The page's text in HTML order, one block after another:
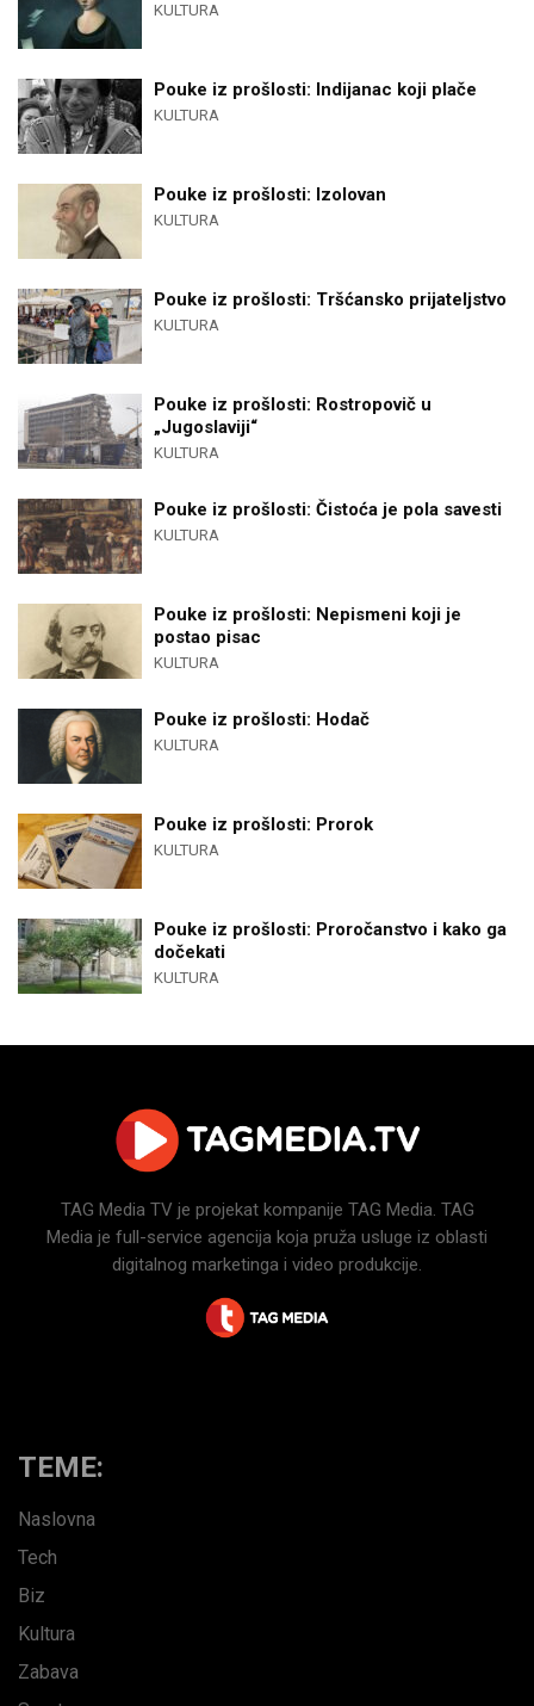
KULTURA
Pouke iz prošlosti: Indijanac koji plače
KULTURA
Pouke iz prošlosti: Izolovan
KULTURA
Pouke iz prošlosti: Tršćansko prijateljstvo
KULTURA
Pouke iz prošlosti: Rostropovič u
„Jugoslaviji“
KULTURA
Pouke iz prošlosti: Čistoća je pola savesti
KULTURA
Pouke iz prošlosti: Nepismeni koji je
postao pisac
KULTURA
Pouke iz prošlosti: Hodač
KULTURA
Pouke iz prošlosti: Prorok
KULTURA
Pouke iz prošlosti: Proročanstvo i kako ga
dočekati
KULTURA
TAG Media TV je projekat kompanije TAG Media. TAG
Media je full-service agencija koja pruža usluge iz oblasti
digitalnog marketinga i video produkcije.
TEME:
Naslovna
Tech
Biz
Kultura
Zabava